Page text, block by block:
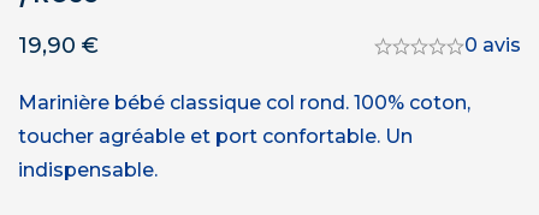
19,90 € 0 avis
Marinière bébé classique col rond. 100% coton,
toucher agréable et port confortable. Un
indispensable.